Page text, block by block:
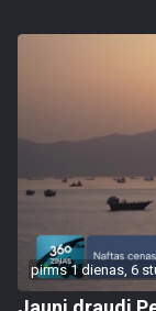
pirms 1 dienas, 6